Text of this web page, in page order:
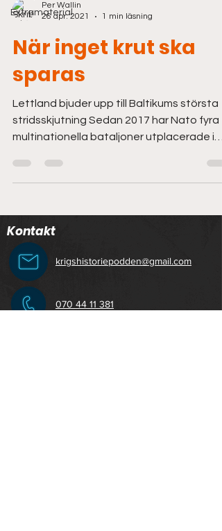
Extramaterial
Per Wallin
26 apr. 2021
1 min läsning
När inget krut ska
sparas
Lettland bjuder upp till Baltikums största
stridsskjutning Sedan 2017 har Nato fyra
multinationella bataljoner utplacerade i
Kontakt
krigshistoriepodden@gmail.com
070 44 11 381